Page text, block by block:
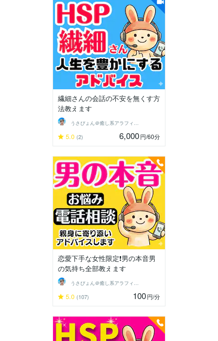
繊細さんの会話の不安を無くす方
法教えます
うさぴょん＠癒し系アラフィフ心寄り添い人
5.0 (2) 6,000円/60分
恋愛下手な女性限定❗男の本音男
の気持ち全部教えます
うさぴょん＠癒し系アラフィフ心寄り添い人
5.0 (107) 100円/分